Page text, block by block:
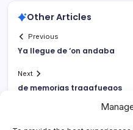
Other Articles
Previous
Ya llegue de ‘on andaba
Next
de memorias tragafuegos